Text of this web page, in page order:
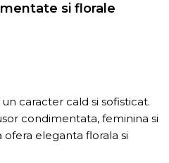
si florale
caracter cald si sofisticat.
condimentata, feminina si
eleganta florala si